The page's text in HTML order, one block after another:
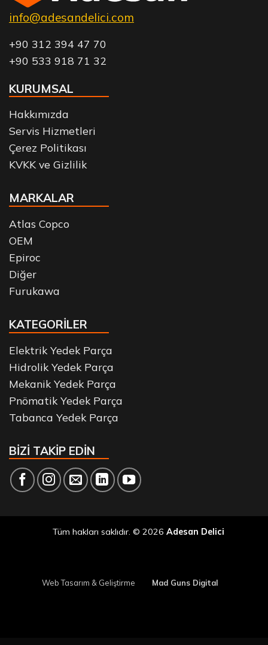
info@adesandelici.com
+90 312 394 47 70
+90 533 918 71 32
KURUMSAL
Hakkımızda
Servis Hizmetleri
Çerez Politikası
KVKK ve Gizlilik
MARKALAR
Atlas Copco
OEM
Epiroc
Diğer
Furukawa
KATEGORİLER
Elektrik Yedek Parça
Hidrolik Yedek Parça
Mekanik Yedek Parça
Pnömatik Yedek Parça
Tabanca Yedek Parça
BİZİ TAKİP EDİN
Tüm hakları saklıdır. © 2026 Adesan Delici
Web Tasarım & Geliştirme Mad Guns Digital